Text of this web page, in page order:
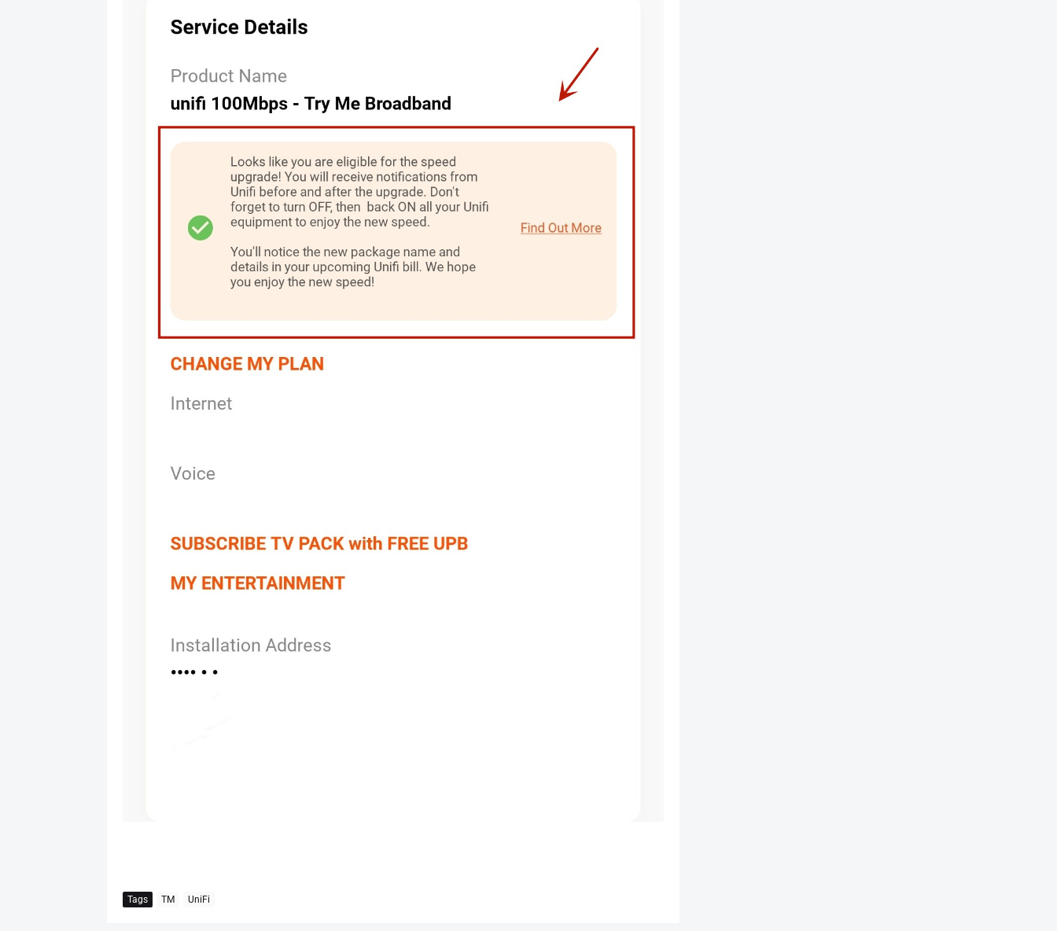
Tags TM UniFi